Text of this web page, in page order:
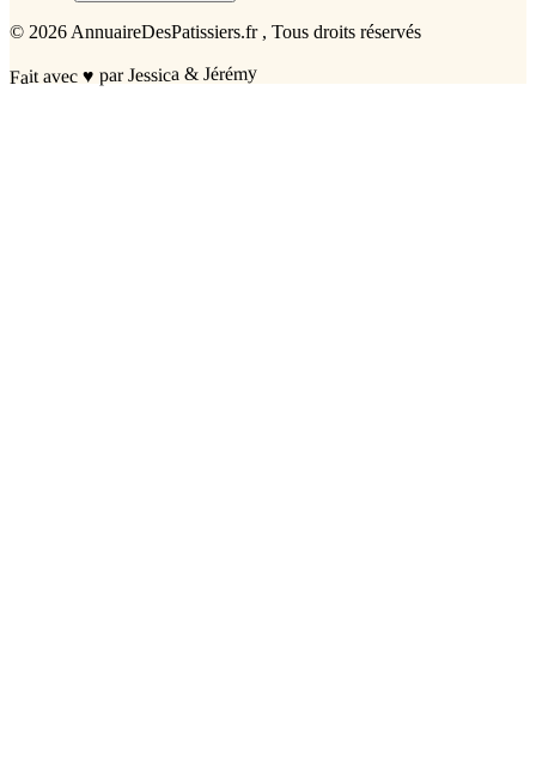
© 2026 AnnuaireDesPatissiers.fr , Tous droits réservés
Fait avec♥ par Jessica & Jérémy